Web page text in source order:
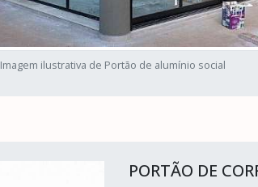
Imagem ilustrativa de Portão de alumínio social
PORTÃO DE